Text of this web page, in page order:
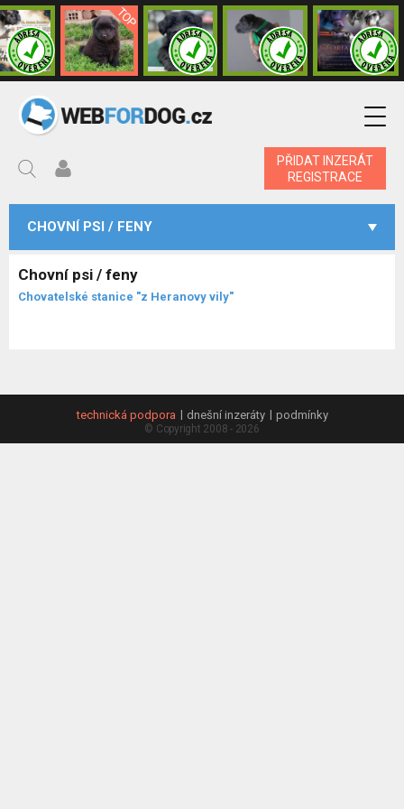
PŘIDAT INZERÁT
REGISTRACE
CHOVNÍ PSI / FENY
Chovní psi / feny
Chovatelské stanice "z Heranovy vily"
technická podpora dnešní inzeráty podmínky
© Copyright 2008 - 2026